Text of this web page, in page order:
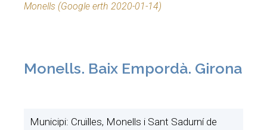
Monells (Google erth 2020-01-14)
Monells. Baix Empordà. Girona
Municipi: Cruïlles, Monells i Sant Sadurní de